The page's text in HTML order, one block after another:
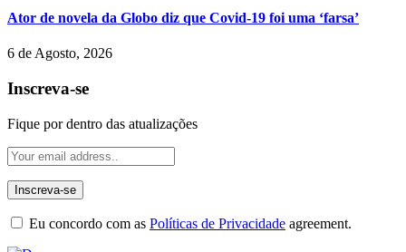
Ator de novela da Globo diz que Covid-19 foi uma ‘farsa’
6 de Agosto, 2026
Inscreva-se
Fique por dentro das atualizações
Eu concordo com as Políticas de Privacidade agreement.